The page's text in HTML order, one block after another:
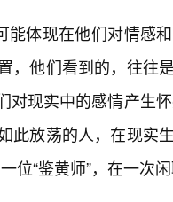
能体现在他们对情感
，他们看到的，往往
对现实中的感情产生
此放荡的人，在现实
位“鉴黄师”，在一次